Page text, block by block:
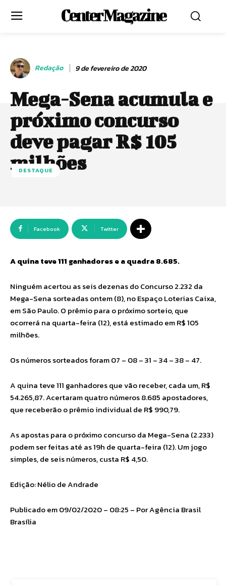
Center Magazine
Redação 9 de fevereiro de 2020
Mega-Sena acumula e
próximo concurso
deve pagar R$ 105
milhões
DESTAQUE
Facebook Twitter
A quina teve 111 ganhadores e a quadra 8.685.
Ninguém acertou as seis dezenas do Concurso 2.232 da
Mega-Sena sorteadas ontem (8), no Espaço Loterias Caixa,
em São Paulo. O prêmio para o próximo sorteio, que
ocorrerá na quarta-feira (12), está estimado em R$ 105
milhões.
Os números sorteados foram 07 – 08 – 31 – 34 – 38 – 47.
A quina teve 111 ganhadores que vão receber, cada um, R$
54.265,87. Acertaram quatro números 8.685 apostadores,
que receberão o prêmio individual de R$ 990,79.
As apostas para o próximo concurso da Mega-Sena (2.233)
podem ser feitas até as 19h de quarta-feira (12). Um jogo
simples, de seis números, custa R$ 4,50.
Edição: Nélio de Andrade
Publicado em 09/02/2020 – 08:25 – Por Agência Brasil
Brasília